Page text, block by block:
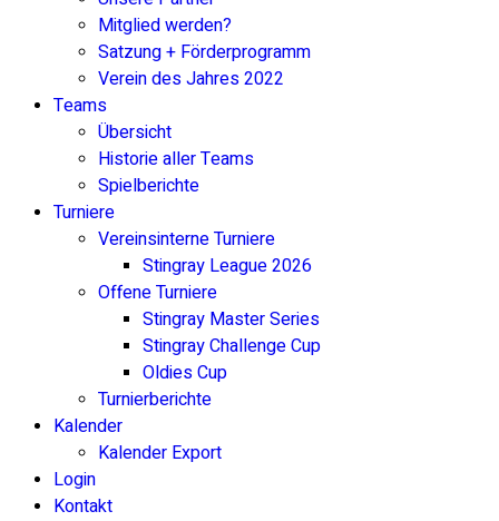
Mitglied werden?
Satzung + Förderprogramm
Verein des Jahres 2022
Teams
Übersicht
Historie aller Teams
Spielberichte
Turniere
Vereinsinterne Turniere
Stingray League 2026
Offene Turniere
Stingray Master Series
Stingray Challenge Cup
Oldies Cup
Turnierberichte
Kalender
Kalender Export
Login
Kontakt